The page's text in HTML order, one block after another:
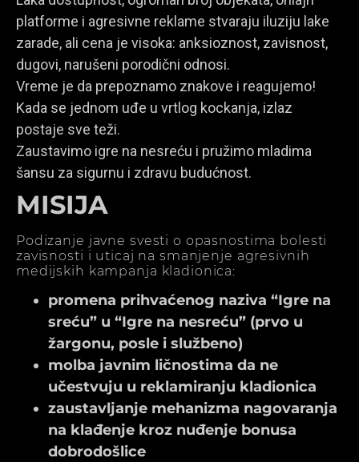
platforme i agresivne reklame stvaraju iluziju lake
zarade, ali cena je visoka: anksioznost, zavisnost,
dugovi, narušeni porodični odnosi.
Vreme je da prepoznamo znakove i reagujemo!
Kada se jednom uđe u vrtlog kockanja, izlaz
postaje sve teži.
Zaustavimo igre na nesreću i pružimo mladima
šansu za sigurnu i zdravu budućnost.
MISIJA
Podizanje javne svesti o opasnostima bolesti
zavisnosti i uticaj na smanjenje agresivnih
medijskih kampanja kladionica:
promena prihvaćenog naziva “Igre na
sreću” u “Igre na nesreću” (prvo u
žargonu, posle i službeno)
molba javnim ličnostima da ne
učestvuju u reklamiranju kladionica
zaustavljanje mehanizma nagovaranja
na klađenje kroz nuđenje bonusa
dobrodošlice